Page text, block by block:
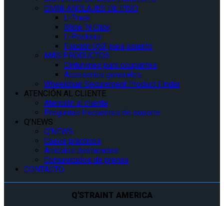
OMNI ANCLAJES DE PISO
L-Track
Slide ‘N Click
L-Pockets
Fijación QSF para asiento
MÁS PRODUCTOS
Cinturones para ocupantes
Accesorios generales
Wheelchair Securement Product Finder
ATENCIÓN AL CLIENTE
Atención al cliente
Preguntas frecuentes de soporte
Q’NEWS
Q’NEWS
Casos prácticos
Artículos destacados
Comunicados de prensa
CONTACTO
Q'STRAINT AMERICA